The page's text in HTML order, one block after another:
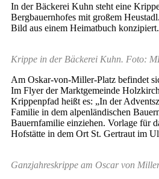
In der Bäckerei Kuhn steht eine
Bergbauernhofes mit großem
Bild aus einem Heimatbuch konzipiert.
Krippe in der Bäckerei Kuhn. Foto:
Am Oskar-von-Miller-Platz befindet
Im Flyer der Marktgemeinde
Krippenpfad heißt es: „In der
Familie in dem alpenländischen
Bauernfamilie einziehen. Vorlage für
Hofstätte in dem Ort St. Gertraut im
Ganzjahreskrippe am Oscar von